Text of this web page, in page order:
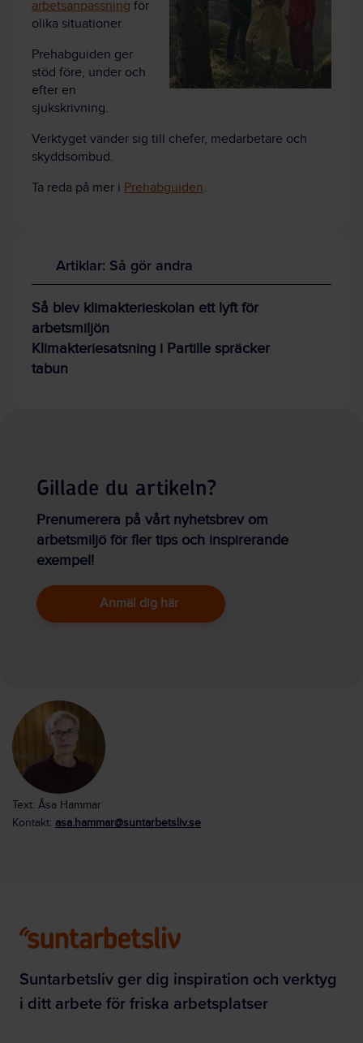
arbetsanpassning för
olika situationer.
Prehabguiden ger
stöd före, under och
efter en
sjukskrivning.
Verktyget vänder sig till chefer, medarbetare och
skyddsombud.
Ta reda på mer i Prehabguiden.
Artiklar: Så gör andra
Så blev klimakterieskolan ett lyft för
arbetsmiljön
Klimakteriesatsning i Partille spräcker
tabun
Gillade du artikeln?
Prenumerera på vårt nyhetsbrev om
arbetsmiljö för fler tips och inspirerande
exempel!
Anmäl dig här
Text: Åsa Hammar
Kontakt: asa.hammar@suntarbetsliv.se
Suntarbetsliv ger dig inspiration och verktyg
i ditt arbete för friska arbetsplatser